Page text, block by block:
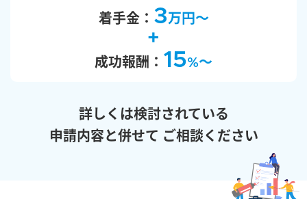
着手金： 3万円～
+
成功報酬： 15%～
詳しくは検討されている
申請内容と併せて ご相談ください